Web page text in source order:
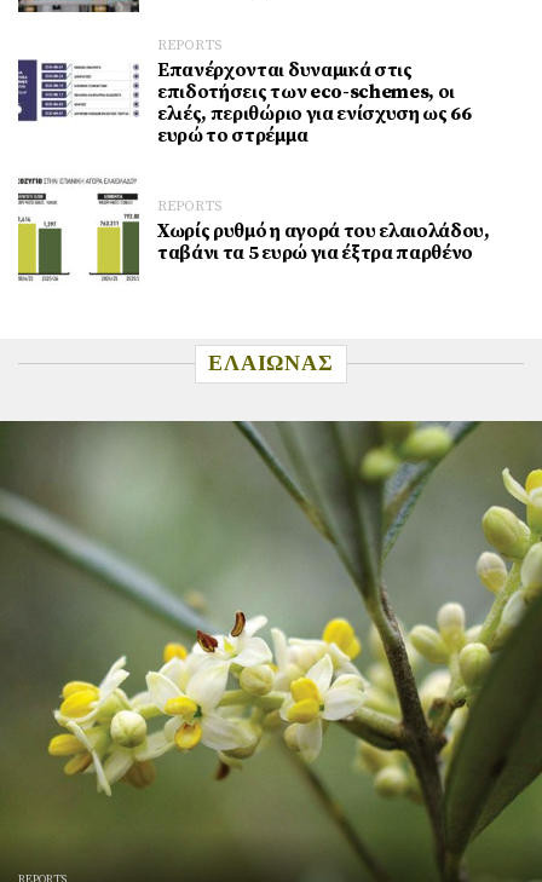
REPORTS
Επανέρχονται δυναμικά στις
επιδοτήσεις των eco-schemes, οι
ελιές, περιθώριο για ενίσχυση ως 66
ευρώ το στρέμμα
REPORTS
Χωρίς ρυθμό η αγορά του ελαιολάδου,
ταβάνι τα 5 ευρώ για έξτρα παρθένο
ΕΛΑΙΩΝΑΣ
REPORTS